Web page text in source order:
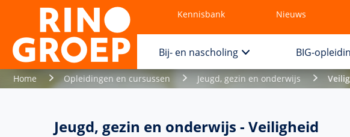
Kennisbank Nieuws
Bij- en nascholing BIG-
Home Opleidingen en cursussen Jeugd, gezin en onderwijs
Jeugd, gezin en onderwijs - Veiligheid